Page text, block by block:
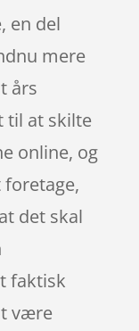
en del
mere
års
til at skilte
online, og
det skal
faktisk
være